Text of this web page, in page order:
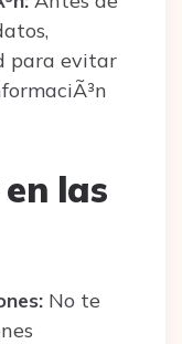
para evitar
las
No te